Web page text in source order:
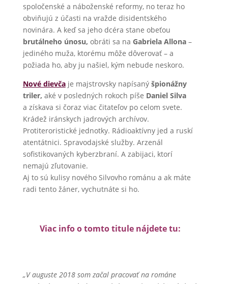
spoločenské a náboženské reformy, no teraz ho
obviňujú z účasti na vražde disidentského
novinára. A keď sa jeho dcéra stane obeťou
brutálneho únosu, obráti sa na Gabriela Allona–
jediného muža, ktorému môže dôverovať – a
požiada ho, aby ju našiel, kým nebude neskoro.
Nové dievčaje majstrovsky napísaný špionážny
triler, aké v posledných rokoch píše Daniel Silva
a získava si čoraz viac čitateľov po celom svete.
Krádež iránskych jadrových archívov.
Protiteroristické jednotky. Rádioaktívny jed a ruskí
atentátnici. Spravodajské služby. Arzenál
sofistikovaných kyberzbraní. A zabijaci, ktorí
nemajú zľutovanie.
Aj to sú kulisy nového Silvovho románu a ak máte
radi tento žáner, vychutnáte si ho.
Viac info o tomto titule nájdete tu:
„V auguste 2018 som začal pracovať na románe